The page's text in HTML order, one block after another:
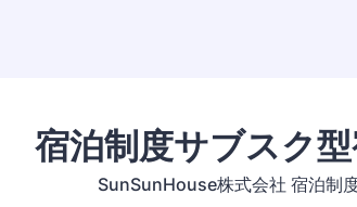
宿泊制度サブスク
SunSunHouse株式会社 宿泊制